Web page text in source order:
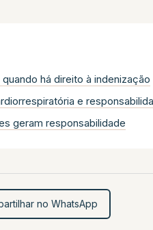
há direito à indenização
e
geram responsabilidade
no WhatsApp